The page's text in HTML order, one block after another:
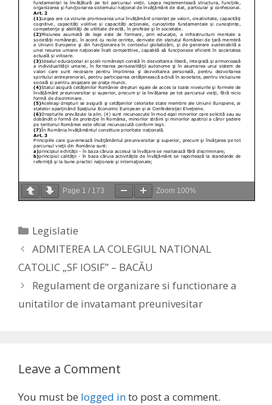
Page 1 / 173 Zoom 100%
Categories
Legislatie
ADMITEREA LA COLEGIUL NATIONAL
CATOLIC „SF IOSIF” – BACĂU
Regulament de organizare si functionare a
unitatilor de invatamant preunivesitar
Leave a Comment
You must be logged into post a comment.